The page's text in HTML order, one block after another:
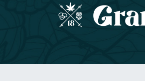
Se rendre au contenu